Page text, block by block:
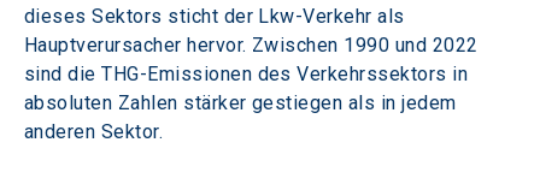
dieses Sektors sticht der Lkw-Verkehr als
Hauptverursacher hervor. Zwischen 1990 und 2022
sind die THG-Emissionen des Verkehrssektors in
absoluten Zahlen stärker gestiegen als in jedem
anderen Sektor.